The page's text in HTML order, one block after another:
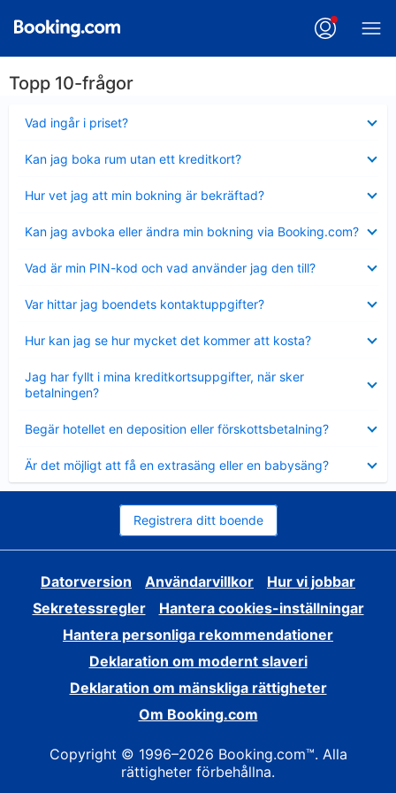
Topp 10-frågor
Vad ingår i priset?
mindre
Kan jag boka rum utan ett kreditkort?
mindre
Hur vet jag att min bokning är bekräftad?
mindre
Kan jag avboka eller ändra min bokning via Booking.com?
mindre
Vad är min PIN-kod och vad använder jag den till?
mindre
Var hittar jag boendets kontaktuppgifter?
mindre
Hur kan jag se hur mycket det kommer att kosta?
mindre
Jag har fyllt i mina kreditkortsuppgifter, när sker
betalningen?
mindre
Begär hotellet en deposition eller förskottsbetalning?
mindre
Är det möjligt att få en extrasäng eller en babysäng?
mindre
Registrera ditt boende
Datorversion Användarvillkor
Hur vi jobbar
Sekretessregler
Hantera cookies-inställningar
Hantera personliga rekommendationer
Deklaration om modernt slaveri
Deklaration om mänskliga rättigheter
Om Booking.com
Copyright © 1996–2026 Booking.com™. Alla
rättigheter förbehållna.